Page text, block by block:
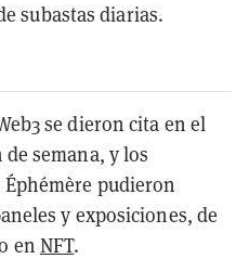
subastas diarias.
se dieron cita en el
semana, y los
pudieron
y exposiciones, de
en NFT.